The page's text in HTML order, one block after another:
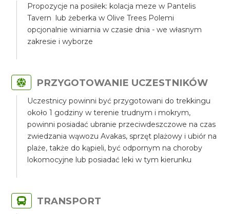
Propozycje na posiłek: kolacja meze w Pantelis
Tavern lub żeberka w Olive Trees Polemi
opcjonalnie winiarnia w czasie dnia - we własnym
zakresie i wyborze
PRZYGOTOWANIE UCZESTNIKÓW
Uczestnicy powinni być przygotowani do trekkingu
około 1 godziny w terenie trudnym i mokrym,
powinni posiadać ubranie przeciwdeszczowe na czas
zwiedzania wąwozu Avakas, sprzęt plażowy i ubiór na
plaże, także do kąpieli, być odpornym na choroby
lokomocyjne lub posiadać leki w tym kierunku
TRANSPORT